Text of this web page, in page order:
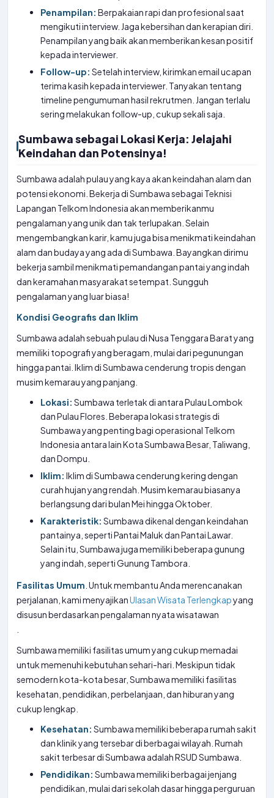
Penampilan: Berpakaian rapi dan profesional saat
mengikuti interview. Jaga kebersihan dan kerapian diri.
Penampilan yang baik akan memberikan kesan positif
kepada interviewer.
Follow-up: Setelah interview, kirimkan email ucapan
terima kasih kepada interviewer. Tanyakan tentang
timeline pengumuman hasil rekrutmen. Jangan terlalu
sering melakukan follow-up, cukup sekali saja.
Sumbawa sebagai Lokasi Kerja: Jelajahi
Keindahan dan Potensinya!
Sumbawa adalah pulau yang kaya akan keindahan alam dan
potensi ekonomi. Bekerja di Sumbawa sebagai Teknisi
Lapangan Telkom Indonesia akan memberikanmu
pengalaman yang unik dan tak terlupakan. Selain
mengembangkan karir, kamu juga bisa menikmati keindahan
alam dan budaya yang ada di Sumbawa. Bayangkan dirimu
bekerja sambil menikmati pemandangan pantai yang indah
dan keramahan masyarakat setempat. Sungguh
pengalaman yang luar biasa!
Kondisi Geografis dan Iklim
Sumbawa adalah sebuah pulau di Nusa Tenggara Barat yang
memiliki topografi yang beragam, mulai dari pegunungan
hingga pantai. Iklim di Sumbawa cenderung tropis dengan
musim kemarau yang panjang.
Lokasi: Sumbawa terletak di antara Pulau Lombok
dan Pulau Flores. Beberapa lokasi strategis di
Sumbawa yang penting bagi operasional Telkom
Indonesia antara lain Kota Sumbawa Besar, Taliwang,
dan Dompu.
Iklim: Iklim di Sumbawa cenderung kering dengan
curah hujan yang rendah. Musim kemarau biasanya
berlangsung dari bulan Mei hingga Oktober.
Karakteristik: Sumbawa dikenal dengan keindahan
pantainya, seperti Pantai Maluk dan Pantai Lawar.
Selain itu, Sumbawa juga memiliki beberapa gunung
yang indah, seperti Gunung Tambora.
Fasilitas Umum . Untuk membantu Anda merencanakan
perjalanan, kami menyajikanUlasan Wisata Terlengkapyang
disusun berdasarkan pengalaman nyata wisatawan
Sumbawa memiliki fasilitas umum yang cukup memadai
untuk memenuhi kebutuhan sehari-hari. Meskipun tidak
semodern kota-kota besar, Sumbawa memiliki fasilitas
kesehatan, pendidikan, perbelanjaan, dan hiburan yang
cukup lengkap.
Kesehatan: Sumbawa memiliki beberapa rumah sakit
dan klinik yang tersebar di berbagai wilayah. Rumah
sakit terbesar di Sumbawa adalah RSUD Sumbawa.
Pendidikan: Sumbawa memiliki berbagai jenjang
pendidikan, mulai dari sekolah dasar hingga perguruan